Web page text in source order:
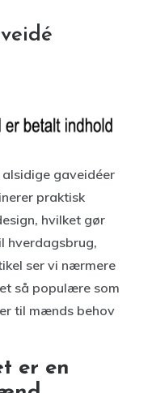
gaveidéer
praktisk
hvilket gør
hverdagsbrug,
ser vi nærmere
så populære som
til mænds behov
er en